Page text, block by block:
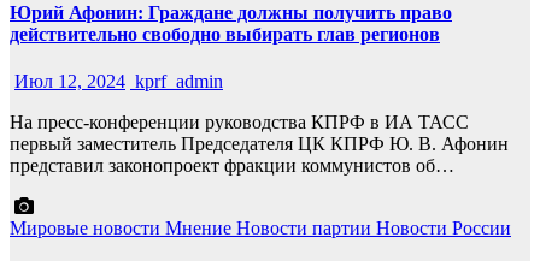
Юрий Афонин: Граждане должны получить право
действительно свободно выбирать глав регионов
Июл 12, 2024 kprf_admin
На пресс-конференции руководства КПРФ в ИА ТАСС
первый заместитель Председателя ЦК КПРФ Ю. В. Афонин
представил законопроект фракции коммунистов об…
Мировые новости Мнение Новости партии Новости России